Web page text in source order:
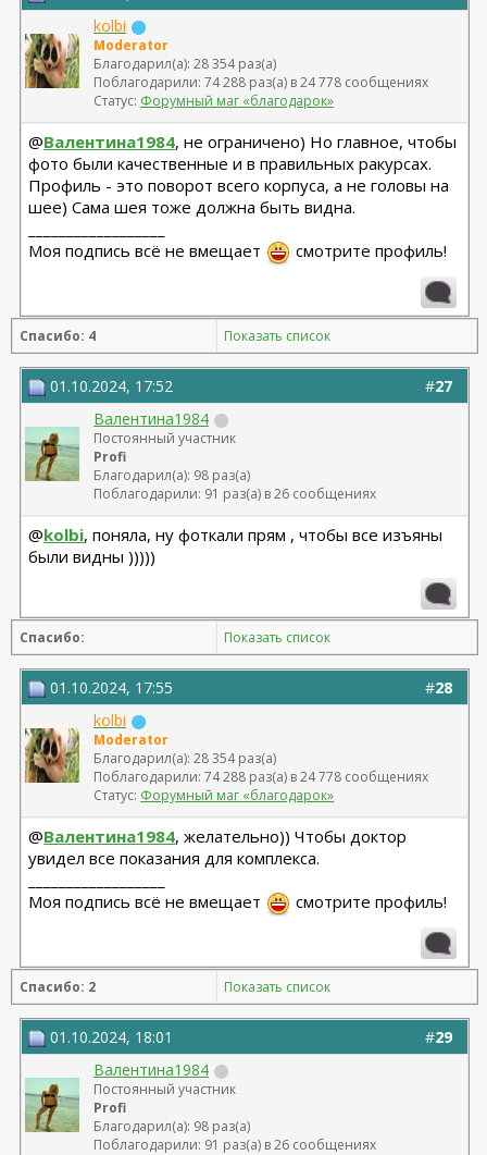
kolbi
Moderator
Благодарил(а): 28 354 раз(а)
Поблагодарили: 74 288 раз(а) в 24 778 сообщениях
Статус: Форумный маг «благодарок»
@Валентина1984, не ограничено) Но главное, чтобы
фото были качественные и в правильных ракурсах.
Профиль - это поворот всего корпуса, а не головы на
шее) Сама шея тоже должна быть видна.
Моя подпись всё не вмещает
смотрите профиль!
Спасибо: 4 Показать список
#27
01.10.2024, 17:52
Валентина1984
Постоянный участник
Profi
Благодарил(а): 98 раз(а)
Поблагодарили: 91 раз(а) в 26 сообщениях
@kolbi, поняла, ну фоткали прям , чтобы все изъяны
были видны )))))
Спасибо: Показать список
#28
01.10.2024, 17:55
kolbi
Moderator
Благодарил(а): 28 354 раз(а)
Поблагодарили: 74 288 раз(а) в 24 778 сообщениях
Статус: Форумный маг «благодарок»
@Валентина1984, желательно)) Чтобы доктор
увидел все показания для комплекса.
Моя подпись всё не вмещает
смотрите профиль!
Спасибо: 2 Показать список
#29
01.10.2024, 18:01
Валентина1984
Постоянный участник
Profi
Благодарил(а): 98 раз(а)
Поблагодарили: 91 раз(а) в 26 сообщениях